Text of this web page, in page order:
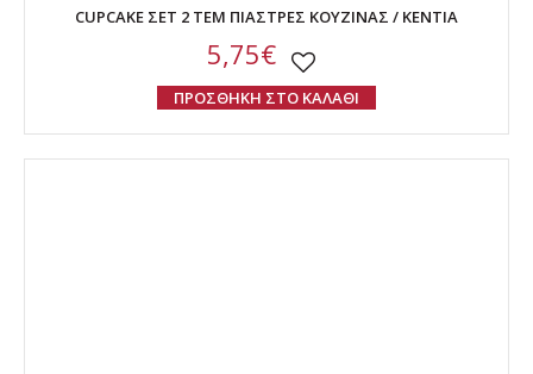
CUPCAKE ΣΕΤ 2 ΤΕΜ ΠΙΑΣΤΡΕΣ ΚΟΥΖΙΝΑΣ / KENTIA
5,75€
ΠΡΟΣΘΗΚΗ ΣΤΟ ΚΑΛΑΘΙ